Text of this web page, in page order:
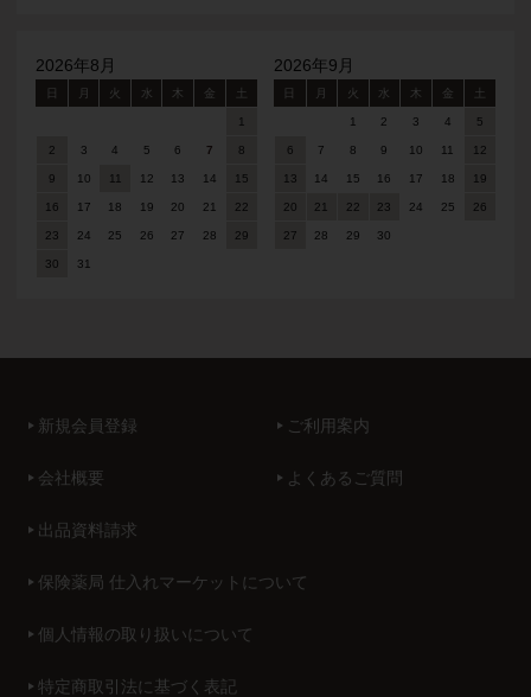
2026年8月
火 水 木 金 土
1
2 3 4 5 6 7 8
9 10 11 12 13 14 15
16 17 18 19 20 21 22
23 24 25 26 27 28 29
30 31
2026年9月
火 水 木 金 土
1 2 3 4 5
6 7 8 9 10 11 12
13 14 15 16 17 18 19
20 21 22 23 24 25 26
27 28 29 30
新規会員登録 ご利用案内
会社概要 よくあるご質問
出品資料請求
保険薬局 仕入れマーケットについて
個人情報の取り扱いについて
特定商取引法に基づく表記